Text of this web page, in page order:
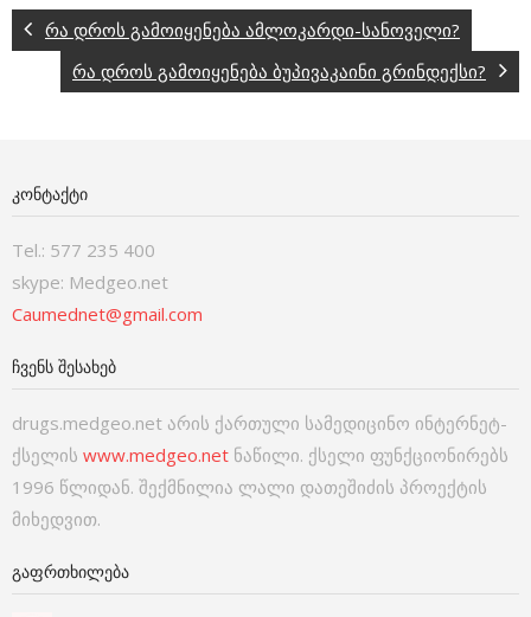
რა დროს გამოიყენება ამლოკარდი-სანოველი?
რა დროს გამოიყენება ბუპივაკაინი გრინდექსი?
ᲙᲝᲜᲢᲐᲥᲢᲘ
Tel.: 577 235 400
skype: Medgeo.net
Caumednet@gmail.com
ᲩᲕᲔᲜᲡ ᲨᲔᲡᲐᲮᲔᲑ
drugs.medgeo.net არის ქართული სამედიცინო ინტერნეტ-
ქსელის www.medgeo.net ნაწილი. ქსელი ფუნქციონირებს
1996 წლიდან. შექმნილია ლალი დათეშიძის პროექტის
მიხედვით.
ᲒᲐᲤᲠᲗᲮᲘᲚᲔᲑᲐ